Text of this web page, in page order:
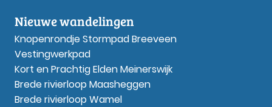
Nieuwe wandelingen
Knopenrondje Stormpad Breeveen
Vestingwerkpad
Kort en Prachtig Elden Meinerswijk
Brede rivierloop Maasheggen
Brede rivierloop Wamel